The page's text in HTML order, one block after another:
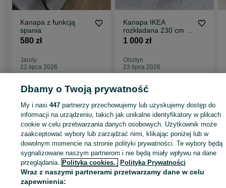
Kanapa z funkcją
spania
580 zł
Jaroty
22 lipca 2026
Kanapa IKEA
rozkładana 230 cm |
funkcja spania |
pojemnik
1 000 zł
Olsztyn
23 lipca 2026
Warmińsko-mazurskie
Sofy i kanapy - Olsztyn
KATEGORIA
ID:1054404096 Wyświetlenia:
Dbamy o Twoją prywatność
My i nasi447 partnerzy przechowujemy lub uzyskujemy dostęp do
informacji na urządzeniu, takich jak unikalne identyfikatory w plikach
cookie w celu przetwarzania danych osobowych. Użytkownik może
zaakceptować wybory lub zarządzać nimi, klikając poniżej lub w
dowolnym momencie na stronie polityki prywatności. Te wybory będą
sygnalizowane naszym partnerom i nie będą miały wpływu na dane
przeglądania. Polityka cookies, Polityka Prywatności
Wraz z naszymi partnerami przetwarzamy dane w celu
zapewnienia: